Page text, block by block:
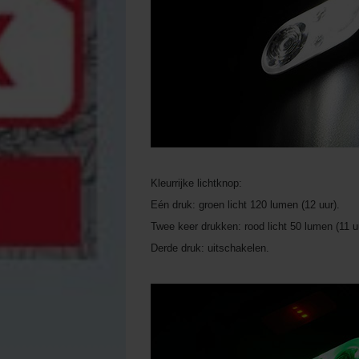
Kleurrijke lichtknop:
Eén druk: groen licht 120 lumen (12 uur).
Twee keer drukken: rood licht 50 lumen (11
Derde druk: uitschakelen.